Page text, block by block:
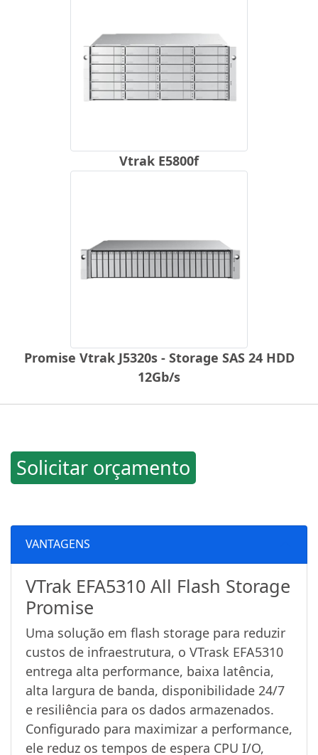
Vtrak E5800f
Promise Vtrak J5320s - Storage SAS 24 HDD
12Gb/s
Solicitar orçamento
VANTAGENS
VTrak EFA5310 All Flash Storage
Promise
Uma solução em flash storage para reduzir
custos de infraestrutura, o VTrask EFA5310
entrega alta performance, baixa latência,
alta largura de banda, disponibilidade 24/7
e resiliência para os dados armazenados.
Configurado para maximizar a performance,
ele reduz os tempos de espera CPU I/O,